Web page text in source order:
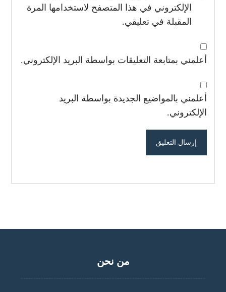
الإلكتروني في هذا المتصفح لاستخدامها المرة
المقبلة في تعليقي.
أعلمني بمتابعة التعليقات بواسطة البريد الإلكتروني.
أعلمني بالمواضيع الجديدة بواسطة البريد
الإلكتروني.
من نحن